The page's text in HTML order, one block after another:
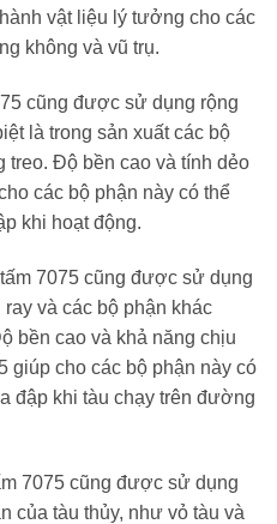
vật liệu lý tưởng cho các
không và vũ trụ.
cũng được sử dụng rộng
là trong sản xuất các bộ
treo. Độ bền cao và tính dẻo
các bộ phận này có thể
khi hoạt động.
7075 cũng được sử dụng
và các bộ phận khác
bền cao và khả năng chịu
giúp cho các bộ phận này có
đập khi tàu chạy trên đường
7075 cũng được sử dụng
của tàu thủy, như vỏ tàu và